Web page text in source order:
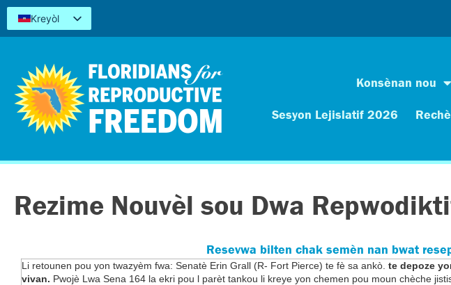
Kreyòl
English
简体中文
Tiếng Việt
العربية
اردو
Konsènan nou
Sesyon Lejislatif 2026
Rezime Nouvèl sou Dwa
Resevwa bilten chak semèn nan bwat
Li retounen pou yon twazyèm fwa: Senatè Erin Grall (R- Fort Pierce) te fè sa ankò. te depoze
vivan. Pwojè Lwa Sena 164 la ekri pou l parèt tankou li kreye yon chemen pou moun chèche